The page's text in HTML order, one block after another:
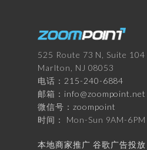
525 Route 73 N, Suite 104
Marlton, NJ 08053
电话： 215-240-6884
邮箱： info@zoompoint.net
微信号： zoompoint
时间： Mon-Sun 9AM-6PM
本地商家推广 谷歌广告投放